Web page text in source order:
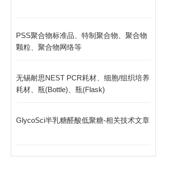
PSS聚合物标准品、特制聚合物、聚合物
颗粒、聚合物网络等
无锡耐思NEST PCR耗材、细胞/组织培养
耗材、瓶(Bottle)、瓶(Flask)
GlycoSci半乳糖醛酸低聚糖-相关技术文章